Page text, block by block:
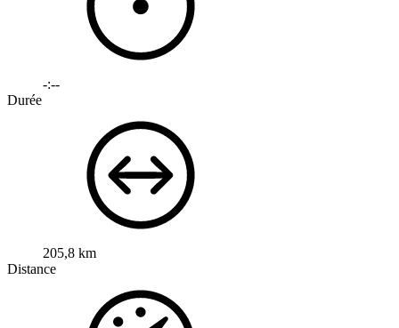
-:--
Durée
205,8 km
Distance